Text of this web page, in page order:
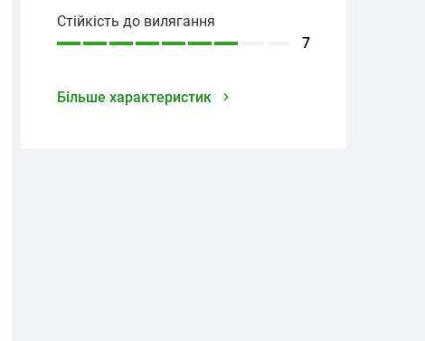
Стійкість до вилягання
7
Більше характеристик